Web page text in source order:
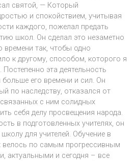
святой, — Который
и спокойствием, учитывая
каждого, пожелал предать
школ. Он сделал это незаметно
времени так, чтобы одно
к другому, способом, которого я
Постепенно эта деятельность
его времени и сил. Он
по наследству, отказался от
с ним солидных
себя делу просвещения народа.
в подготовленных учителях, он
для учителей. Обучение в
по самым прогрессивным
актуальными и сегодня – все